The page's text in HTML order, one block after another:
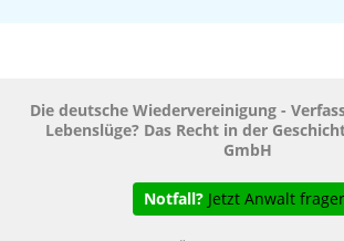
Die deutsche Wiedervereinigung -
Lebenslüge? Das Recht in der
GmbH
Notfall? Jetzt Anwalt